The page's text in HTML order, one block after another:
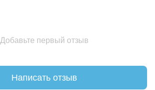
Добавьте первый отзыв
Написать отзыв